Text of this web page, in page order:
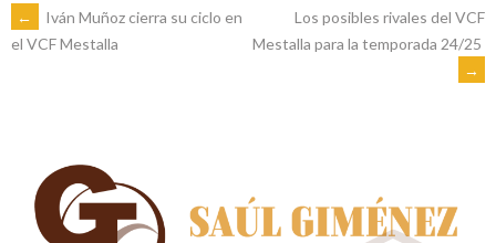
NAVEGACIÓN
ENTRADAS
←
Iván Muñoz cierra su ciclo en
el VCF Mestalla
Los posibles rivales del VCF
Mestalla para la temporada 24/25
→